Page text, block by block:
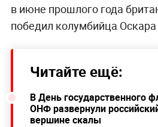
в июне прошлого года
победил колумбийца Оскара
Читайте ещё:
В День государственного
ОНФ развернули
вершине скалы